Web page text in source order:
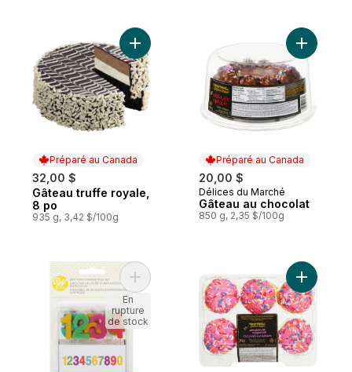
Préparé au Canada
32,00 $
Préparé au Canada
Gâteau truffe royale,
8 po
935 g, 3,42 $/100g
Ajouter Gâteau truffe royale, 8 po au
Préparé au Canada
20,00 $
Préparé au Canada
Délices du Marché
Gâteau au chocolat
850 g, 2,35 $/100g
Ajouter
Ajouter Ensemble de Bougies
En
rupture
de stock
Ajouter